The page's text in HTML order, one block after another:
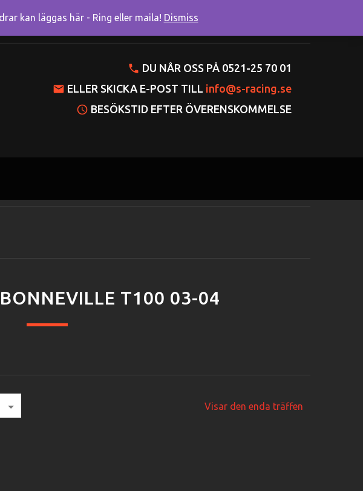
Mitt konto Varukorgen
DU NÅR OSS PÅ 0521-25 70 01
ELLER SKICKA E-POST TILL info@s-racing.se
BESÖKSTID EFTER ÖVERENSKOMMELSE
T100 03-04
Visar den enda träffen
kan läggas här - Ring eller maila! Dismiss